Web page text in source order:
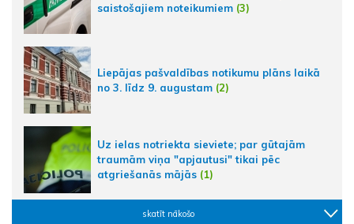
saistošajiem noteikumiem (3)
Liepājas pašvaldības notikumu plāns laikā
no 3. līdz 9. augustam (2)
Uz ielas notriekta sieviete; par gūtajām
traumām viņa "apjautusi" tikai pēc
atgriešanās mājās (1)
skatīt nākošo